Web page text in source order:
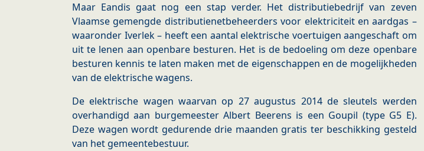
Maar Eandis gaat nog een stap verder. Het distributiebedrijf van zeven
Vlaamse gemengde distributienetbeheerders voor elektriciteit en aardgas –
waaronder Iverlek – heeft een aantal elektrische voertuigen aangeschaft om
uit te lenen aan openbare besturen. Het is de bedoeling om deze openbare
besturen kennis te laten maken met de eigenschappen en de mogelijkheden
van de elektrische wagens.
De elektrische wagen waarvan op 27 augustus 2014 de sleutels werden
overhandigd aan burgemeester Albert Beerens is een Goupil (type G5 E).
Deze wagen wordt gedurende drie maanden gratis ter beschikking gesteld
van het gemeentebestuur.